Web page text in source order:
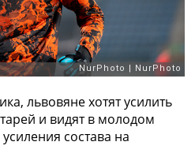
УЕФА
УЕФА
львовяне хотят усилить
и видят в молодом
состава на